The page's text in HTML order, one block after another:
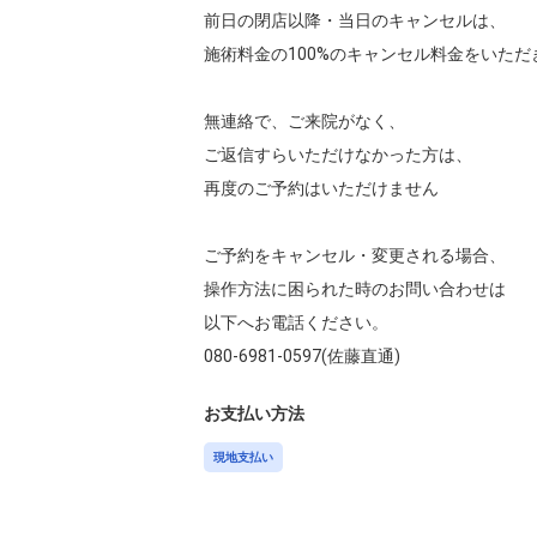
前日の閉店以降・当日のキャンセルは、
施術料金の100%のキャンセル料金をいただ
無連絡で、ご来院がなく、
ご返信すらいただけなかった方は、
再度のご予約はいただけません
ご予約をキャンセル・変更される場合、
操作方法に困られた時のお問い合わせは
以下へお電話ください。
080-6981-0597(佐藤直通)
お支払い方法
現地支払い